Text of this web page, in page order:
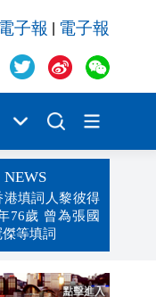
子報 電子報
NEWS
港填詞人黎彼得
76歲 曾為張國
等填詞